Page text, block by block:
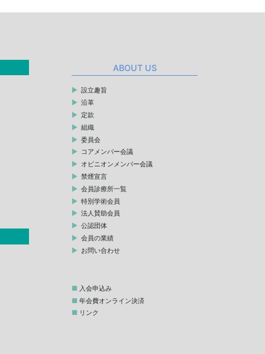
ABOUT US
設立趣旨
沿革
定款
組織
委員会
コアメンバー会議
オピニオンメンバー会議
禁煙宣言
会員診療所一覧
特別学術会員
法人賛助会員
公認団体
会員の業績
お問い合わせ
入会申込み
年会費オンライン決済
リンク